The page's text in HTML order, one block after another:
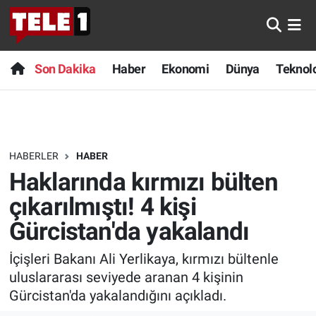
Son Dakika Haber Ekonomi Dünya
HABERLER HABER
Haklarında kırmızı bülten
çıkarılmıştı! 4 kişi
Gürcistan'da yakalandı
İçişleri Bakanı Ali Yerlikaya, kırmızı bültenle
uluslararası seviyede aranan 4 kişinin
Gürcistan'da yakalandığını açıkladı.
Anında Manşet
Başka Sohbetler
Bilim turu
Bilim ve Teknoloji Evreni
Doğa Konuşuyor
Dünya
Ege Saati
Son Dakika
Haber
Dünya
Teknoloji
Sağlık
Spor
Yayın Akışı
Nöbetçi Eczaneler
Hava Durumu
Trafik Durumu
Süper Lig Puan Durumu ve Fikstür
Tüm Manşetler
Son Dakika Haberleri
Haber Arşivi